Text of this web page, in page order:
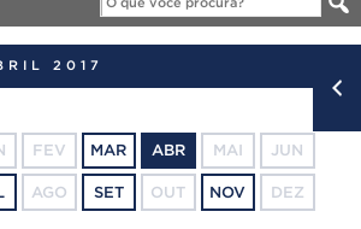
Canais
2017
FEV MAR ABR MAI JUN
AGO SET OUT NOV DEZ